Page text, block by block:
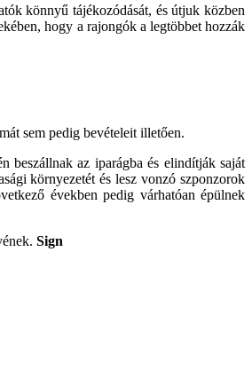
könnyű tájékozó­dását, és útjuk közben
hogy a rajongók a legtöb­bet hozzák
sem pedig be­vételeit illetően.
beszállnak az ipar­ágba és elindítják saját
környezetét és lesz vonzó szponzorok
években pedig várható­an épülnek
Sign